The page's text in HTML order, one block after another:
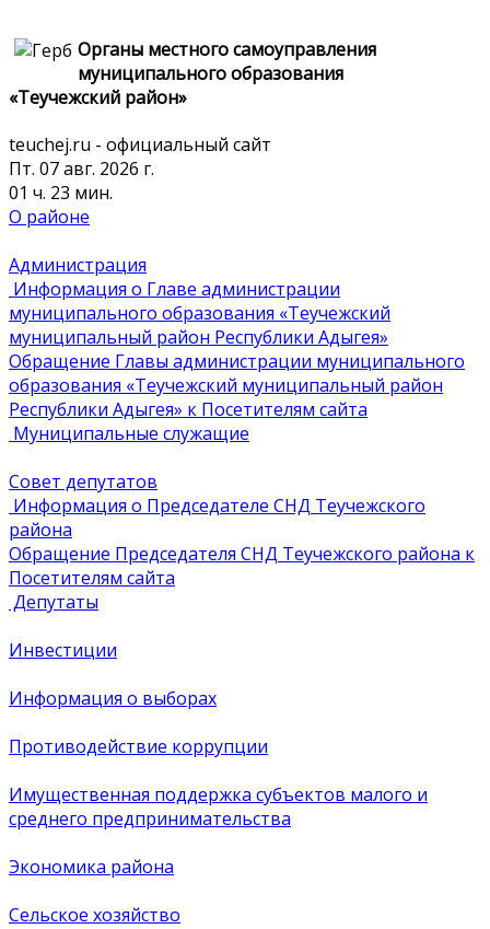
Органы местного самоуправления
муниципального образования
«Теучежский район»
teuchej.ru - официальный сайт
Пт. 07 авг. 2026 г.
01 ч. 23 мин.
О районе
Администрация
Информация о Главе администрации
муниципального образования «Теучежский
муниципальный район Республики Адыгея»
Обращение Главы администрации муниципального
образования «Теучежский муниципальный район
Республики Адыгея» к Посетителям сайта
Муниципальные служащие
Совет депутатов
Информация о Председателе СНД Теучежского
района
Обращение Председателя СНД Теучежского района к
Посетителям сайта
Депутаты
Инвестиции
Информация о выборах
Противодействие коррупции
Имущественная поддержка субъектов малого и
среднего предпринимательства
Экономика района
Сельское хозяйство